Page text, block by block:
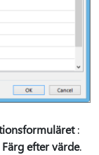
:
Färg efter värde.